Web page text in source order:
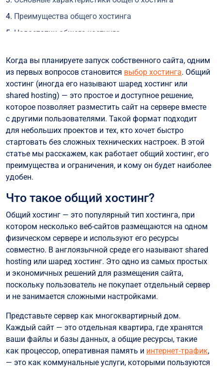
Преимущества общего хостинга
Недостатки общего хостинга
Кому НЕ подходит общий хостинг?
Чем общий хостинг отличается от других типов?
Общий vs VPS
Общий vs Выделенный сервер
Общий vs Облачный хостинг
Как выбрать общий хостинг?
Почему стоит выбрать общий хостинг?
Заключение
Когда вы планируете запуск собственного сайта, одним
из первых вопросов становится выбор хостинга. Общий
хостинг (иногда его называют шаред хостинг или
shared hosting) — это простое и доступное решение,
которое позволяет разместить сайт на сервере вместе
с другими пользователями. Такой формат подходит
для небольших проектов и тех, кто хочет быстро
стартовать без сложных технических настроек. В этой
статье мы расскажем, как работает общий хостинг, его
преимущества и ограничения, и кому он будет наиболее
удобен.
Что такое общий хостинг?
Общий хостинг — это популярный тип хостинга, при
котором несколько веб-сайтов размещаются на одном
физическом сервере и используют его ресурсы
совместно. В англоязычной среде его называют shared
hosting или шаред хостинг. Это одно из самых простых
и экономичных решений для размещения сайта,
поскольку пользователь не покупает отдельный сервер
и не занимается сложными настройками.
Представьте сервер как многоквартирный дом.
Каждый сайт — это отдельная квартира, где хранятся
ваши файлы и базы данных, а общие ресурсы, такие
как процессор, оперативная память и интернет-трафик,
— это как коммунальные услуги, которыми пользуются